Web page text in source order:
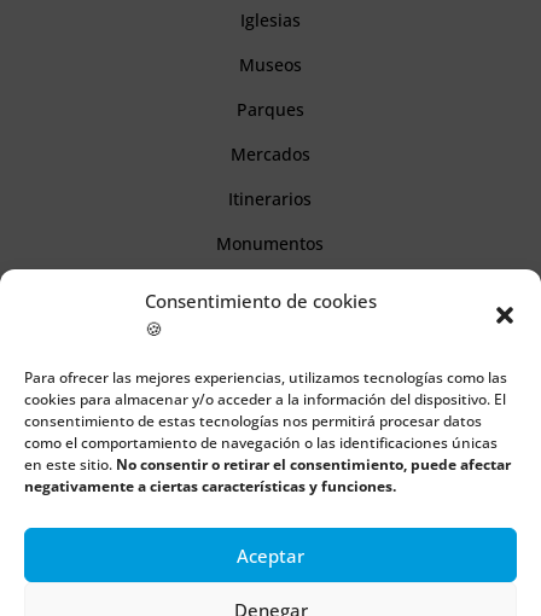
Consentimiento de cookies
🍪
Para ofrecer las mejores experiencias, utilizamos tecnologías como las
cookies para almacenar y/o acceder a la información del dispositivo. El
consentimiento de estas tecnologías nos permitirá procesar datos
como el comportamiento de navegación o las identificaciones únicas
en este sitio. No consentir o retirar el consentimiento, puede afectar
negativamente a ciertas características y funciones.
Aceptar
Denegar
Iglesias
Museos
Parques
Mercados
Itinerarios
Monumentos
Información
Aviso legal
Política de cookies
Política de privacidad